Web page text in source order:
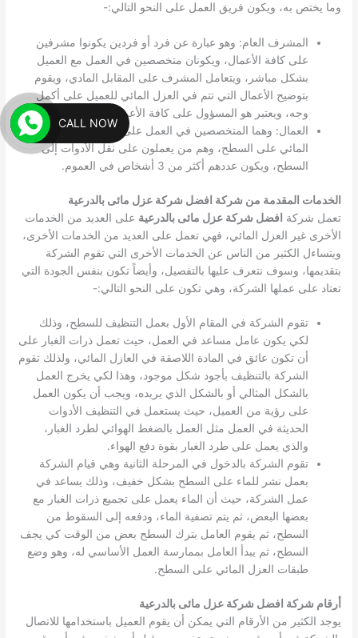
وما يختص به، ويكون فريق العمل على النحو التالي:-
المشرف العام: وهو عبارة عن فرد أو فردين يكونوا مشرفين
على كافة الأعمال، ويكونان متخصصين في العمل مع العميل
بشكل مباشر، ويتعامل المشرف على المقابل المادي، ويقوم
بتوضيح الأعمال التي تتم في العزل المائي للعميل على أكمل
وجه، ويعتبر هو المسؤول على كافة الأعمال على سطح العميل.
العمال: وهما المتخصصين في العمل على وضع طبقات العزل
المائي على السطح، وهم من يعملون على نقل الأدوات إلى
السطح، ويكون عددهم أكثر من 3 أشخاص في العموم.
الخدمات المقدمة من شركة افضل شركة عزل مائى بالدرعية
تعمل شركة افضل شركة عزل مائى بالدرعية على العديد من الخدمات
الأخرى غير العزل المائي، فهي تعمل على العديد من الخدمات الأخرى،
ويتساءل الكثير من الناس عن الخدمات الأخرى التي تقوم الشركة
بتقديمها، وسوف نتعرف عليها بالتفصيل، وأيضاً تكون بنفس الجودة التي
تعتاد على عملها الشركة، وهي تكون على النحو التالي:-
تقوم الشركة في المقام الأول بعمل التنظيف للسطح، وذلك
لكي يكون عامل مساعد في العمل، حيث تعمل ذرات الغبار على
أن تكون عائق في المادة اللاصقة في العازل المائي، ولذلك تقوم
الشركة بالتنظيف بأجود شكل موجود، وهذا لكي يخرج العمل
بالشكل المثالي أو بالشكل الذي يريده، ويجب أن يكون العمل
على رؤية من العميل، حيث يستعمل في التنظيف الأدوات
الحديثة في العمل مثل العمل بالضغط الهوائي لطرد الغبار،
والذي يعمل على طرد الغبار بقوة دفع الهواء.
تقوم الشركة بالدخول في المرحلة الثانية وهي قيام الشركة
بعمل نشر للماء على السطح بشكل خفيف، وذلك يساعد في
عمل الشركة، حيث أن الماء يعمل على تجميع ذرات الغبار مع
بعضها البعض، ثم يتم تصفية الماء، ودفعه إلى السقوط من
السطح، ثم يقوم العامل بترك السطح بعض من الوقت كي يجف
السطح، ثم يبدأ العامل بممارسة العمل الأساسي له، وهو وضع
طبقات العزل المائي على السطح.
أرقام شركة افضل شركة عزل مائى بالدرعية
يوجد الكثير من الأرقام التي يمكن أن يقوم العميل باستخدامها للاتصال
CALL NOW